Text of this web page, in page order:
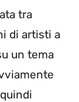
tra
di artisti a
un tema